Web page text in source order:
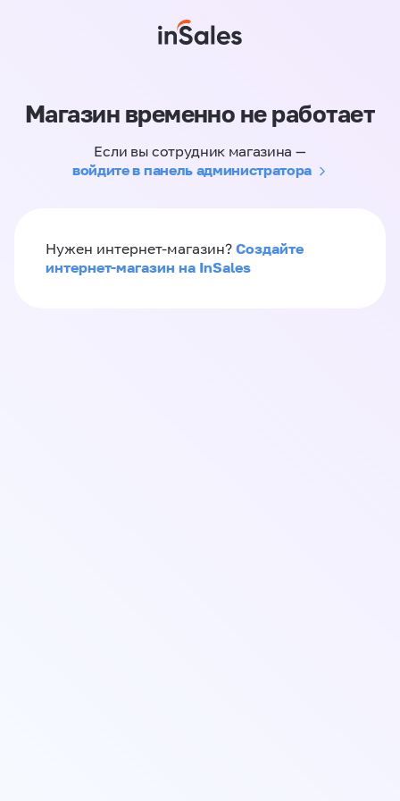
Магазин временно не работает
Если вы сотрудник магазина —
войдите в панель администратора
Нужен интернет-магазин? Создайте
интернет-магазин на InSales